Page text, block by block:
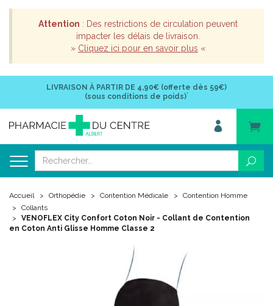
Attention : Des restrictions de circulation peuvent
impacter les délais de livraison.
» Cliquez ici pour en savoir plus «
LIVRAISON À PARTIR DE 4,90€ (offerte dès 59€)
(sous conditions de poids)*
Accueil Orthopédie Contention Médicale
Contention Homme
Collants
VENOFLEX City Confort Coton Noir - Collant de Contention
en Coton Anti Glisse Homme Classe 2